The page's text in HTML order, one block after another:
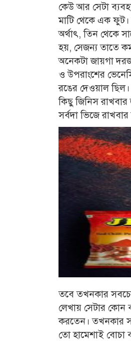
কেউ আর সেটা
মাটি থেকে এক
অর্থাৎ, তিন থেকে
হয়, সেজন্য তাতে
অনেকটা জায়গা
ও উপরাংশের
রঙের দেওয়াল
কিছু জিনিস
সর্বদা ভিজে
তবে তখনকার
লেখায় সেটার কোন
করতেন। তখনকার
তো হামেশাই বোচা